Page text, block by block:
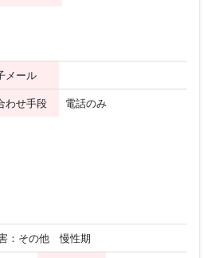
メール
わせ手段 電話のみ
：その他 慢性期